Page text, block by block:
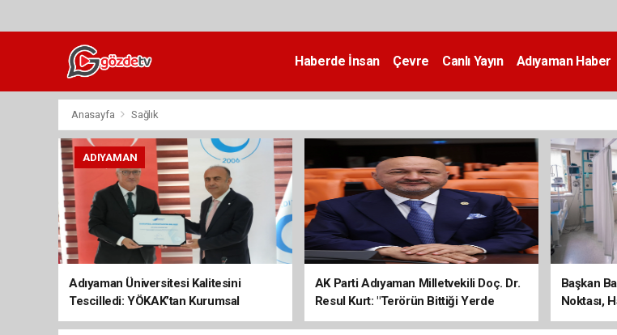
Haberde İnsan Çevre Canlı Yayın Adıyaman Haber
Anasayfa Sağlık
ADIYAMAN
Adıyaman Üniversitesi Kalitesini
Tescilledi: YÖKAK’tan Kurumsal
Akreditasyon Belgesi
AK Parti Adıyaman Milletvekili Doç. Dr.
Resul Kurt: "Terörün Bittiği Yerde
Kalkınma Başlar"
Başkan
Noktası,
Sona Erdi